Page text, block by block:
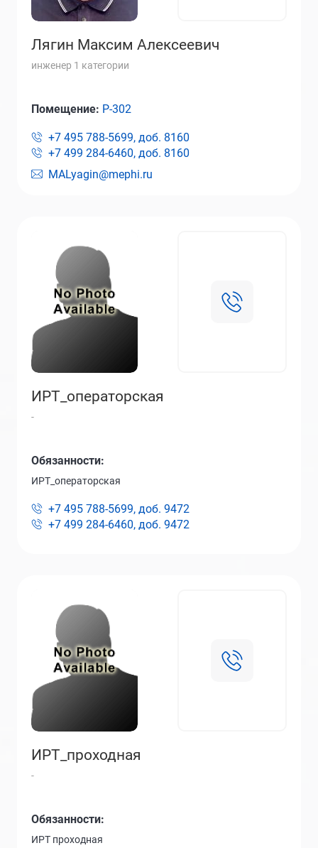
Лягин Максим Алексеевич
инженер 1 категории
MALyagin@mephi.ru
Помещение: Р-302
+7 495 788-5699, доб. 8160
+7 499 284-6460, доб. 8160
ИРТ_операторская
-
Обязанности:
ИРТ_операторская
+7 495 788-5699, доб. 9472
+7 499 284-6460, доб. 9472
ИРТ_проходная
-
Обязанности:
ИРТ проходная